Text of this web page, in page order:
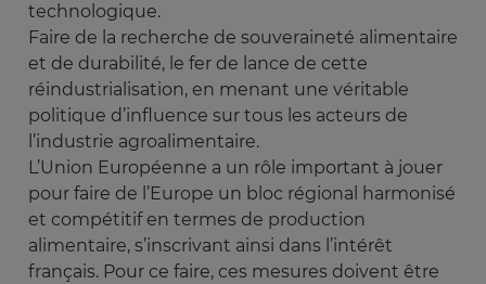
technologique.
Faire de la recherche de souveraineté alimentaire
et de durabilité, le fer de lance de cette
réindustrialisation, en menant une véritable
politique d’influence sur tous les acteurs de
l’industrie agroalimentaire.
L’Union Européenne a un rôle important à jouer
pour faire de l’Europe un bloc régional harmonisé
et compétitif en termes de production
alimentaire, s’inscrivant ainsi dans l’intérêt
français. Pour ce faire, ces mesures doivent être